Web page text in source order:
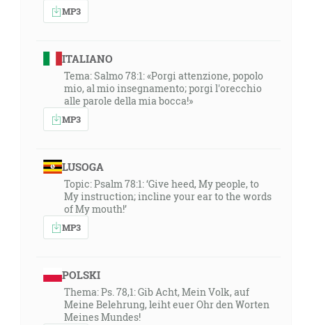
MP3
ITALIANO
Tema: Salmo 78:1: «Porgi attenzione, popolo
mio, al mio insegnamento; porgi l'orecchio
alle parole della mia bocca!»
MP3
LUSOGA
Topic: Psalm 78:1: ‘Give heed, My people, to
My instruction; incline your ear to the words
of My mouth!’
MP3
POLSKI
Thema: Ps. 78,1: Gib Acht, Mein Volk, auf
Meine Belehrung, leiht euer Ohr den Worten
Meines Mundes!